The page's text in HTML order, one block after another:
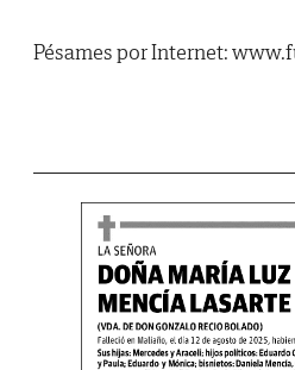
Pésames por Internet: